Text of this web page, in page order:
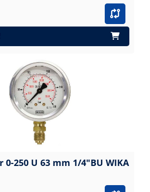
250 U 63 mm 1/4"BU WIKA